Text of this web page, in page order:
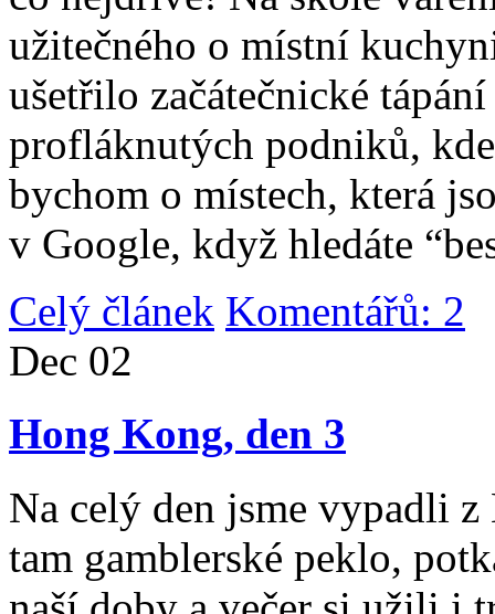
užitečného o místní
ušetřilo začátečnické
profláknutých podniků,
bychom o místech, která
v Google, když hledáte
Celý článek Komentářů: 2
Dec 02
Hong Kong, den 3
Na celý den jsme vypadli
tam gamblerské peklo,